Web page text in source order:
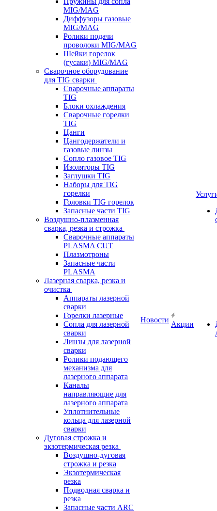
MIG/MAG
Диффузоры газовые
MIG/MAG
Ролики подачи
проволоки MIG/MAG
Шейки горелок
(гусаки) MIG/MAG
Сварочное оборудование
для TIG сварки
Сварочные аппараты
TIG
Блоки охлаждения
Сварочные горелки
TIG
Цанги
Цангодержатели и
газовые линзы
Сопло газовое TIG
Изоляторы TIG
Заглушки TIG
Наборы для TIG
горелки
Головки TIG горелок
Запасные части TIG
Воздушно-плазменная
сварка, резка и строжка
Сварочные аппараты
PLASMA CUT
Плазмотроны
Запасные части
PLASMA
Лазерная сварка, резка и
очистка
Аппараты лазерной
сварки
Горелки лазерные
Сопла для лазерной
сварки
Линзы для лазерной
сварки
Ролики подающего
механизма для
лазерного аппарата
Каналы
направляющие для
лазерного аппарата
Уплотнительные
кольца для лазерной
сварки
Дуговая строжка и
экзотермическая резка
Воздушно-дуговая
строжка и резка
Экзотермическая
резка
Подводная сварка и
резка
Запасные части ARC
Новости
Акции